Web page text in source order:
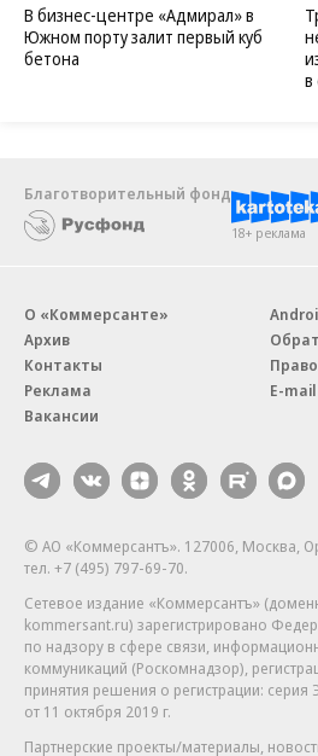
В бизнес-центре «Адмирал» в
Южном порту залит первый куб
бетона
в
Благотворительный фонд
18+ реклама
О «Коммерсанте»
Архив
Контакты
Реклама
Вакансии
E-
© АО «Коммерсантъ». 127006, Москва,
тел. +7 (495) 797-69-70.
Сетевое издание «Коммерсантъ»
kommersant.ru) зарегистрировано
по надзору в сфере связи,
коммуникаций (Роскомнадзор),
принятия решения о регистрации: серия
от 11 октября 2019 г.
Партнерские проекты/материалы,